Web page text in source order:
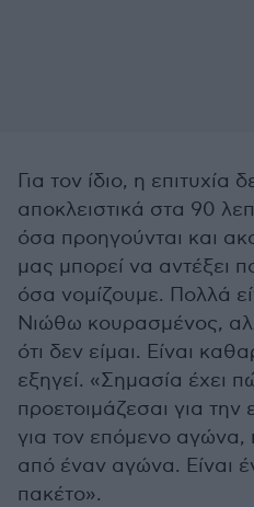
Για τον ίδιο, η επιτυχία
αποκλειστικά στα 90
όσα προηγούνται και
μας μπορεί να αντέξει
όσα νομίζουμε. Πολλά
Νιώθω κουρασμένος,
ότι δεν είμαι. Είναι
εξηγεί. «Σημασία έχει
προετοιμάζεσαι για
για τον επόμενο
από έναν αγώνα. Είναι
πακέτο».